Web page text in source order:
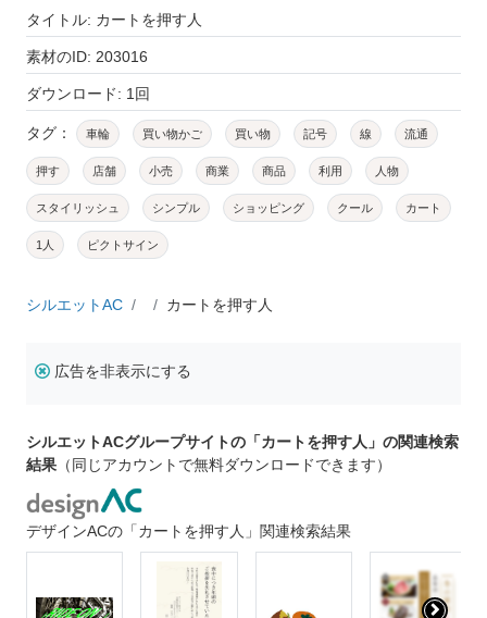
タイトル: カートを押す人
素材のID: 203016
ダウンロード: 1回
タグ： 車輪 買い物かご 買い物 記号 線 流通
押す 店舗 小売 商業 商品 利用 人物
スタイリッシュ シンプル ショッピング クール カート
1人 ピクトサイン
シルエットAC カートを押す人
広告を非表示にする
シルエットACグループサイトの「カートを押す人」の関連検索
結果 （同じアカウントで無料ダウンロードできます）
デザインACの「カートを押す人」関連検索結果